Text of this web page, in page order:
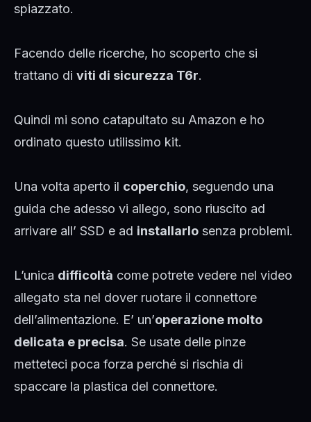
spiazzato.
Facendo delle ricerche, ho scoperto che si
trattano di viti di sicurezza T6r.
Quindi mi sono catapultato su Amazon e ho
ordinato questo utilissimo kit.
Una volta aperto il coperchio, seguendo una
guida che adesso vi allego, sono riuscito ad
arrivare all’ SSD e ad installarlo senza problemi.
L’unica difficoltà come potrete vedere nel video
allegato sta nel dover ruotare il connettore
dell’alimentazione. E’ un’operazione molto
delicata e precisa. Se usate delle pinze
metteteci poca forza perché si rischia di
spaccare la plastica del connettore.